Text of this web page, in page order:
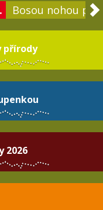
Bosou nohou po
přírody
2026